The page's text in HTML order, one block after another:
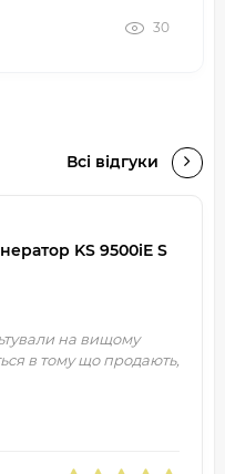
30
Всі відгуки
KS 9500iE S
на вищому
в тому що продають,